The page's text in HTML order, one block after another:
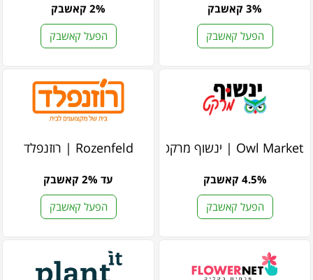
3% קאשבק
הפעל קאשבק
2% קאשבק
הפעל קאשבק
Owl Market | ינשוף מרקט
4.5% קאשבק
הפעל קאשבק
Rozenfeld | רוזנפלד
עד 2% קאשבק
הפעל קאשבק